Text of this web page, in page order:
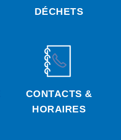
DÉCHETS
CONTACTS &
HORAIRES